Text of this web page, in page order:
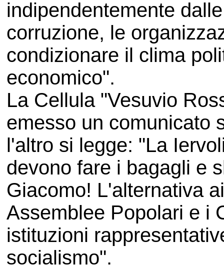
indipendentemente
corruzione, le
condizionare il clima
economico".
La Cellula "Vesuvio
emesso un comunicato
l'altro si legge: "La
devono fare i bagagli e
Giacomo! L'alternativa
Assemblee Popolari e i
istituzioni
socialismo".